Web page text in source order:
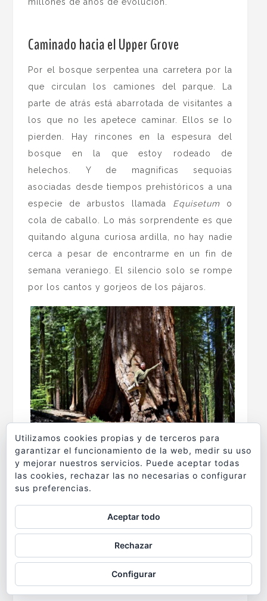
millones de años de evolución.
Caminado hacia el Upper Grove
Por el bosque serpentea una carretera por la
que circulan los camiones del parque. La
parte de atrás está abarrotada de visitantes a
los que no les apetece caminar. Ellos se lo
pierden. Hay rincones en la espesura del
bosque en la que estoy rodeado de
helechos. Y de magnificas sequoias
asociadas desde tiempos prehistóricos a una
especie de arbustos llamada Equisetum o
cola de caballo. Lo más sorprendente es que
quitando alguna curiosa ardilla, no hay nadie
cerca a pesar de encontrarme en un fin de
semana veraniego. El silencio solo se rompe
por los cantos y gorjeos de los pájaros.
Utilizamos cookies propias y de terceros para
garantizar el funcionamiento de la web, medir su uso
y mejorar nuestros servicios. Puede aceptar todas
las cookies, rechazar las no necesarias o configurar
sus preferencias.
Aceptar todo
Rechazar
Configurar